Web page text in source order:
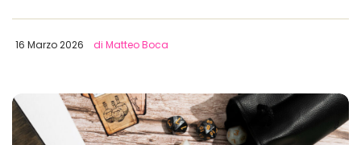
16 Marzo 2026 di Matteo Boca